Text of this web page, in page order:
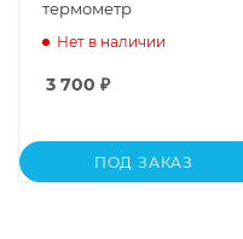
термометр
Нет в наличии
3 700 ₽
ПОД ЗАКАЗ